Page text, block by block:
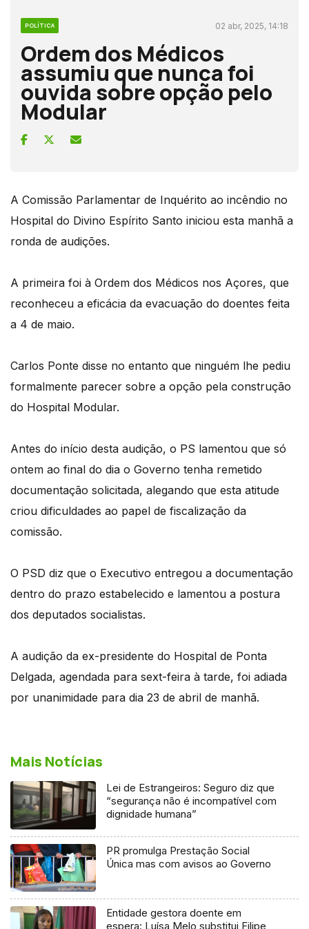
POLÍTICA 02 abr, 2025, 14:18
Ordem dos Médicos
assumiu que nunca foi
ouvida sobre opção pelo
Modular
A Comissão Parlamentar de Inquérito ao incêndio no
Hospital do Divino Espírito Santo iniciou esta manhã a
ronda de audições.
A primeira foi à Ordem dos Médicos nos Açores, que
reconheceu a eficácia da evacuação do doentes feita
a 4 de maio.
Carlos Ponte disse no entanto que ninguém lhe pediu
formalmente parecer sobre a opção pela construção
do Hospital Modular.
Antes do início desta audição, o PS lamentou que só
ontem ao final do dia o Governo tenha remetido
documentação solicitada, alegando que esta atitude
criou dificuldades ao papel de fiscalização da
comissão.
O PSD diz que o Executivo entregou a documentação
dentro do prazo estabelecido e lamentou a postura
dos deputados socialistas.
A audição da ex-presidente do Hospital de Ponta
Delgada, agendada para sext-feira à tarde, foi adiada
por unanimidade para dia 23 de abril de manhã.
Mais Notícias
Lei de Estrangeiros: Seguro diz que
“segurança não é incompatível com
dignidade humana”
PR promulga Prestação Social
Única mas com avisos ao Governo
Entidade gestora doente em
espera: Luísa Melo substitui Filipe